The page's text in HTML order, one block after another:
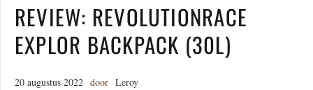
REVIEW: REVOLUTIONRACE
EXPLOR BACKPACK (30L)
20 augustus 2022 door Leroy